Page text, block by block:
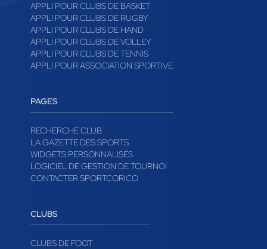
APPLI POUR CLUBS DE BASKET
APPLI POUR CLUBS DE RUGBY
APPLI POUR CLUBS DE HAND
APPLI POUR CLUBS DE VOLLEY
APPLI POUR CLUBS DE TENNIS
APPLI POUR ASSOCIATION SPORTIVE
PAGES
RECHERCHE CLUB
LA GAZETTE DES SPORTS
WIDGETS PERSONNALISÉS
LOGICIEL DE GESTION DE TOURNOI
CONTACTER SPORTCORICO
CLUBS
CLUBS DE FOOT